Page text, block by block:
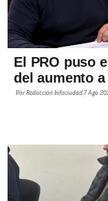
El PRO puso
del aumento
PorRedacción Infociudad 7 Ago